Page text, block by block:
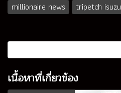
millionaire news
tripetch isuzu
เนื้อหาที่เกี่ยวข้อง